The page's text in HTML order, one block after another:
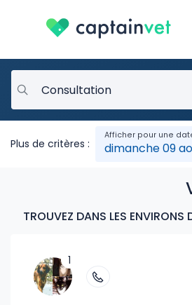
Plus de critères : dimanche 09
TROUVEZ DANS LES ENVIRONS
1